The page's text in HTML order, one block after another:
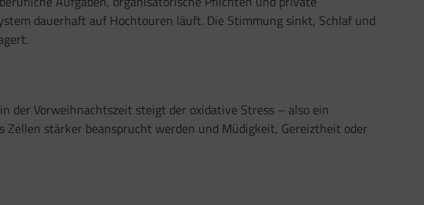
dauerhaft auf Hochtouren läuft. Die Stimmung sinkt, Schlaf und
der Vorweihnachtszeit steigt der oxidative Stress – also ein
stärker beansprucht werden und Müdigkeit, Gereiztheit oder